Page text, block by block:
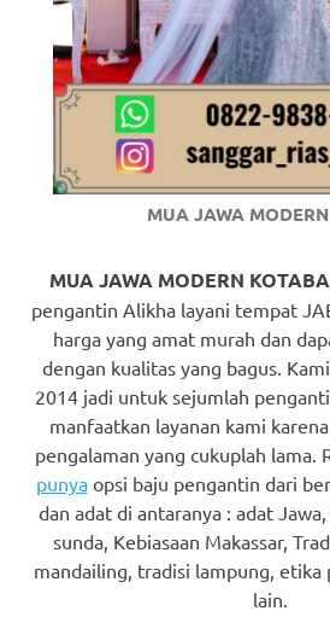
these
guys
comment
here
replica
watches.
favorite
MUA JAWA
MUA JAWA MODERN
pengantin Alikha layani tempat
harga yang amat murah dan
dengan kualitas yang bagus.
2014 jadi untuk sejumlah
manfaatkan layanan kami
pengalaman yang cukuplah lama.
punyaopsi baju pengantin dari
dan adat di antaranya : adat
sunda, Kebiasaan Makassar,
mandailing, tradisi lampung, etika
lain.